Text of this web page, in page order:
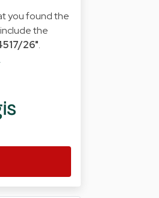
you found the
the
26".